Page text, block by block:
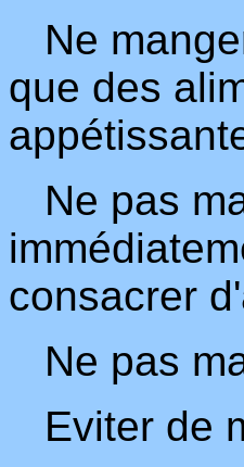
Ne
que des
Ne pas
consacrer
Ne pas
Eviter de